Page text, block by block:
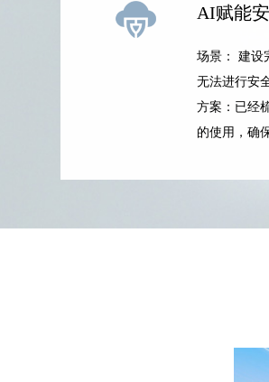
AI赋能
场景： 建设
无法进行安
方案：已经
的使用，确